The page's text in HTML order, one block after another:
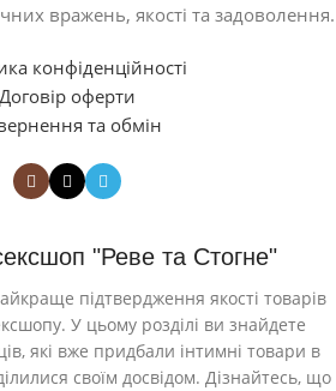
вражень, якості та задоволення.
конфіденційності
Договір оферти
та обмін
"Реве та Стогне"
підтвердження якості товарів
У цьому розділі ви знайдете
які вже придбали інтимні товари в
своїм досвідом. Дізнайтесь, що